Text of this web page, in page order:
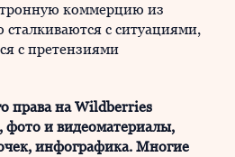
коммерцию из
с ситуациями,
с претензиями
права на Wildberries
фото и видеоматериалы,
инфографика. Многие